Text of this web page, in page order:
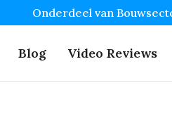
Onderdeel van
Blog Video Reviews